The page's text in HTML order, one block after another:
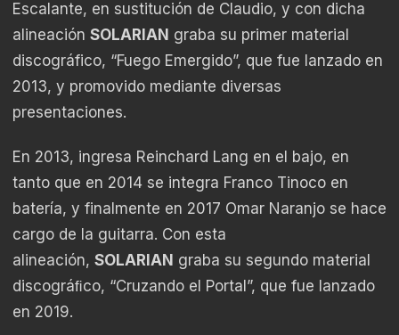
Escalante, en sustitución de Claudio, y con dicha
alineación SOLARIAN graba su primer material
discográfico, “Fuego Emergido”, que fue lanzado en
2013, y promovido mediante diversas
presentaciones.
En 2013, ingresa Reinchard Lang en el bajo, en
tanto que en 2014 se integra Franco Tinoco en
batería, y finalmente en 2017 Omar Naranjo se hace
cargo de la guitarra. Con esta
alineación, SOLARIAN graba su segundo material
discográﬁco, “Cruzando el Portal”, que fue lanzado
en 2019.